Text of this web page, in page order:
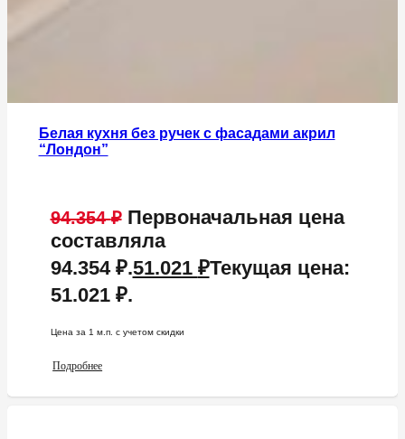
Белая кухня без ручек с фасадами акрил
“Лондон”
94.354₽ Первоначальная цена
составляла
94.354 ₽.51.021 ₽Текущая цена:
51.021 ₽.
Цена за 1 м.п. c учетом скидки
Подробнее